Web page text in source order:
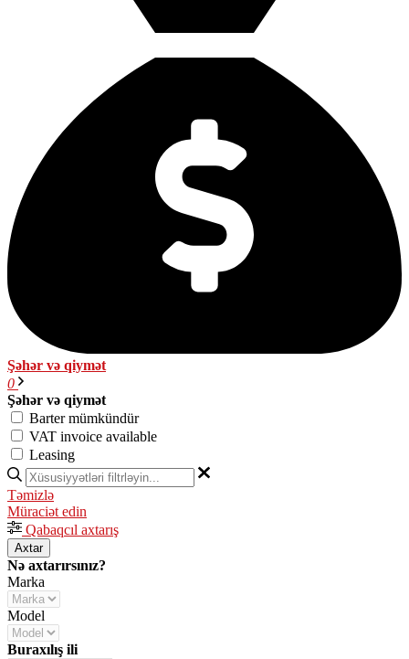
Şəhər və qiymət
0
Şəhər və qiymət
Barter mümkündür
VAT invoice available
Leasing
Təmizlə
Müraciət edin
Qabaqcıl axtarış
Axtar
Nə axtarırsınız?
Marka
Model
Buraxılış ili